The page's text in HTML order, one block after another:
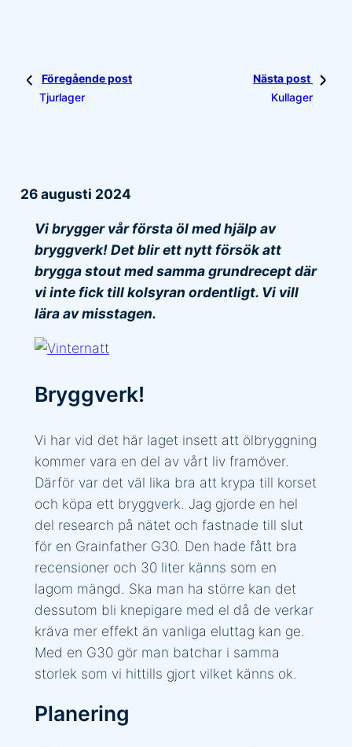
Föregående post
Tjurlager
Nästa post
Kullager
26 augusti 2024
Vi brygger vår första öl med hjälp av
bryggverk! Det blir ett nytt försök att
brygga stout med samma grundrecept där
vi inte fick till kolsyran ordentligt. Vi vill
lära av misstagen.
Bryggverk!
Vi har vid det här laget insett att ölbryggning
kommer vara en del av vårt liv framöver.
Därför var det väl lika bra att krypa till korset
och köpa ett bryggverk. Jag gjorde en hel
del research på nätet och fastnade till slut
för en Grainfather G30. Den hade fått bra
recensioner och 30 liter känns som en
lagom mängd. Ska man ha större kan det
dessutom bli knepigare med el då de verkar
kräva mer effekt än vanliga eluttag kan ge.
Med en G30 gör man batchar i samma
storlek som vi hittills gjort vilket känns ok.
Planering